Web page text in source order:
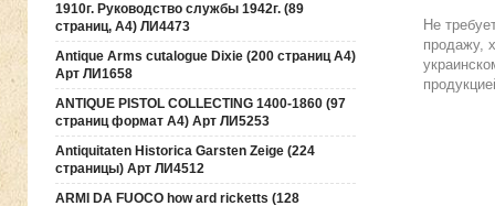
1910г. Руководство службы 1942г. (89
страниц, А4) ЛИ4473
Antique Arms cutalogue Dixie (200 страниц А4)
Арт ЛИ1658
ANTIQUE PISTOL COLLECTING 1400-1860 (97
страниц формат А4) Арт ЛИ5253
Antiquitaten Historica Garsten Zeige (224
страницы) Арт ЛИ4512
ARMI DA FUOCO how ard ricketts (128
Не
продажу,